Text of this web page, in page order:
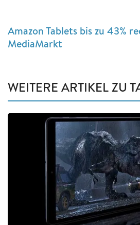
Amazon Tablets bis zu 43%
MediaMarkt
WEITERE ARTIKEL ZU